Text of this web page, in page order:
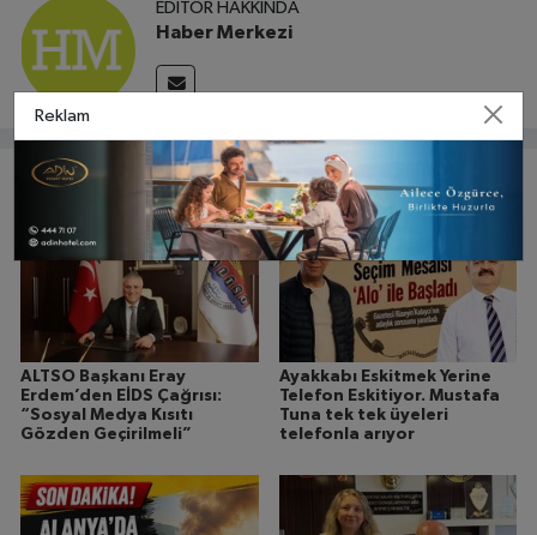
EDITÖR HAKKINDA
Haber Merkezi
Bunlar da ilginizi çekebilir
ALTSO Başkanı Eray
Erdem’den EİDS Çağrısı:
“Sosyal Medya Kısıtı
Gözden Geçirilmeli”
Ayakkabı Eskitmek Yerine
Telefon Eskitiyor. Mustafa
Tuna tek tek üyeleri
telefonla arıyor
Reklam